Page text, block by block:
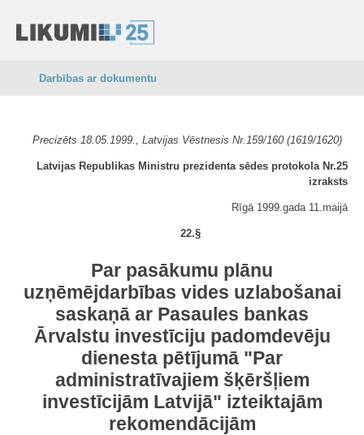
Darbības ar dokumentu
Precizēts 18.05.1999., Latvijas Vēstnesis Nr.159/160 (1619/1620)
Latvijas Republikas Ministru prezidenta sēdes protokola Nr.25
izraksts
Rīgā 1999.gada 11.maijā
22.§
Par pasākumu plānu
uzņēmējdarbības vides uzlabošanai
saskaņā ar Pasaules bankas
Ārvalstu investīciju padomdevēju
dienesta pētījumā "Par
administratīvajiem šķēršļiem
investīcijām Latvijā" izteiktajām
rekomendācijām